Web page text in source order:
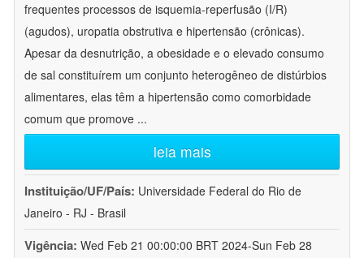
frequentes processos de isquemia-reperfusão (I/R)
(agudos), uropatia obstrutiva e hipertensão (crônicas).
Apesar da desnutrição, a obesidade e o elevado consumo
de sal constituírem um conjunto heterogêneo de distúrbios
alimentares, elas têm a hipertensão como comorbidade
comum que promove ...
leia mais
Instituição/UF/País: Universidade Federal do Rio de
Janeiro - RJ - Brasil
Vigência: Wed Feb 21 00:00:00 BRT 2024-Sun Feb 28